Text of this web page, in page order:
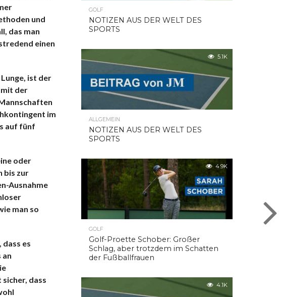
und
das man
einen
ist der
der
im
auf fünf
oder
bis zur
Ausnahme
man so
es
an
dass
GOLF
NOTIZEN AUS DER WELT DES
SPORTS
5.1K
ALLGEMEIN
NOTIZEN AUS DER WELT DES
SPORTS
4.9K
GOLF
Golf-Proette Schober: Großer
Schlag, aber trotzdem im Schatten
der Fußballfrauen
4.1K